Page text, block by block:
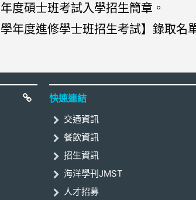
度碩士班考試入學招生簡章。
學年度進修學士班招生考試】錄取名
快速連結
交通資訊
餐飲資訊
招生資訊
海洋學刊JMST
人才招募